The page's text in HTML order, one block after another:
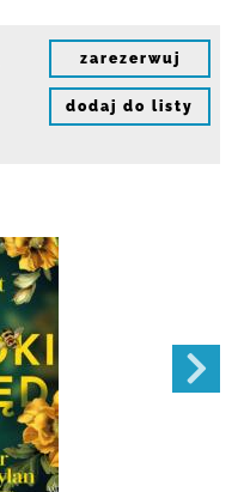
zarezerwuj
dodaj do listy